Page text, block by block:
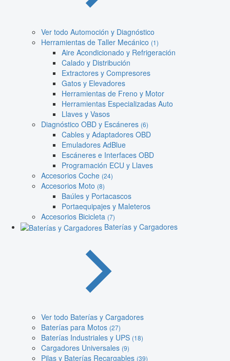
Ver todo Automoción y Diagnóstico
Herramientas de Taller Mecánico (1)
Aire Acondicionado y Refrigeración
Calado y Distribución
Extractores y Compresores
Gatos y Elevadores
Herramientas de Freno y Motor
Herramientas Especializadas Auto
Llaves y Vasos
Diagnóstico OBD y Escáneres (6)
Cables y Adaptadores OBD
Emuladores AdBlue
Escáneres e Interfaces OBD
Programación ECU y Llaves
Accesorios Coche (24)
Accesorios Moto (8)
Baúles y Portacascos
Portaequipajes y Maleteros
Accesorios Bicicleta (7)
Baterías y Cargadores
Ver todo Baterías y Cargadores
Baterías para Motos (27)
Baterías Industriales y UPS (18)
Cargadores Universales (9)
Pilas y Baterías Recargables (39)